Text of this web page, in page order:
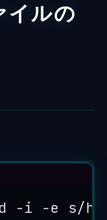
イルの
-i -e s/